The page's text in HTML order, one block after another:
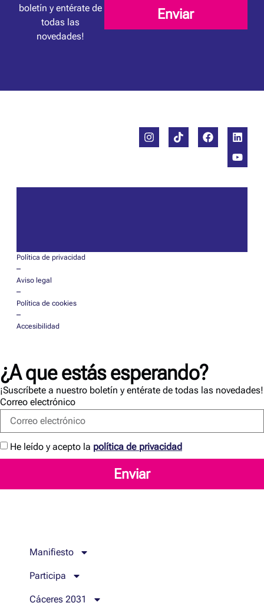
boletín y entérate de
todas las
novedades!
Enviar
Política de privacidad
–
Aviso legal
–
Política de cookies
–
Accesibilidad
¿A que estás esperando?
¡Suscríbete a nuestro boletín y entérate de todas las novedades!
Correo electrónico
He leído y acepto la política de privacidad
Enviar
Manifiesto
Participa
Cáceres 2031